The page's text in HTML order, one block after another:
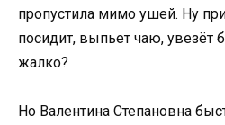
пропустила мимо ушей. Ну
посидит, выпьет чаю, увезёт
жалко?
Но Валентина Степановна